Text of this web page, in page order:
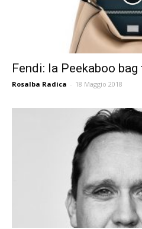
Fendi: la Peekaboo
Rosalba Radica - 18 Maggio 2018